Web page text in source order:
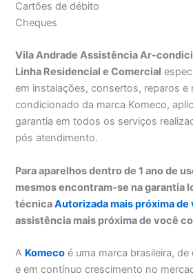
Cartões de débito
Cheques
Vila Andrade Assistência Ar-
Linha Residencial e Comercial
em instalações, consertos, reparos e
condicionado da marca Komeco,
garantia em todos os serviços
pós atendimento.
Para aparelhos dentro de 1 ano de
mesmos encontram-se na garantia
técnicaAutorizada mais próxima de
assistência mais próxima de você
A Komeco é uma marca brasileira,
e em contínuo crescimento no